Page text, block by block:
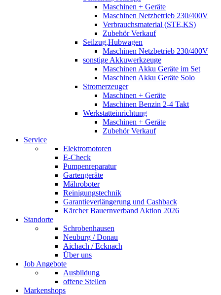
Maschinen + Geräte
Maschinen Netzbetrieb 230/400V
Verbrauchsmaterial (STE,KS)
Zubehör Verkauf
Seilzug,Hubwagen
Maschinen Netzbetrieb 230/400V
sonstige Akkuwerkzeuge
Maschinen Akku Geräte im Set
Maschinen Akku Geräte Solo
Stromerzeuger
Maschinen + Geräte
Maschinen Benzin 2-4 Takt
Werkstatteinrichtung
Maschinen + Geräte
Zubehör Verkauf
Service
Elektromotoren
E-Check
Pumpenreparatur
Gartengeräte
Mähroboter
Reinigungstechnik
Garantieverlängerung und Cashback
Kärcher Bauernverband Aktion 2026
Standorte
Schrobenhausen
Neuburg / Donau
Aichach / Ecknach
Über uns
Job Angebote
Ausbildung
offene Stellen
Markenshops